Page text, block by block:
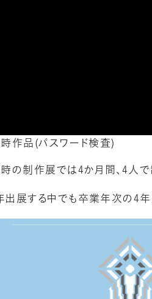
作品(パスワード検査)
の制作展では4か月間、4人で
出展する中でも卒業年次の4年